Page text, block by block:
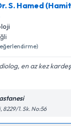
S. Hamed
en az kez
8229/1. Sk. No:56